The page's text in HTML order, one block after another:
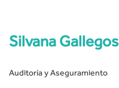
Silvana Gallegos
Auditoría y Aseguramiento